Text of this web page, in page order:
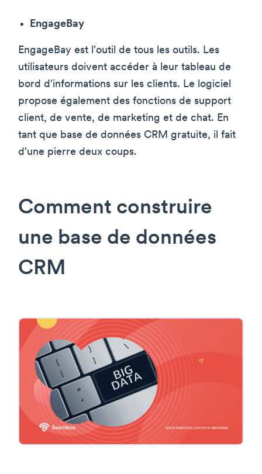
EngageBay
EngageBay est l'outil de tous les outils. Les
utilisateurs doivent accéder à leur tableau de
bord d'informations sur les clients. Le logiciel
propose également des fonctions de support
client, de vente, de marketing et de chat. En
tant que base de données CRM gratuite, il fait
d'une pierre deux coups.
Comment construire
une base de données
CRM